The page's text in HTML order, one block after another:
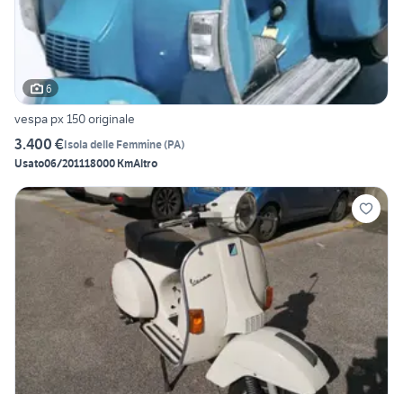
6
vespa px 150 originale
3.400 €Isola delle Femmine(PA)
Usato06/201118000 KmAltro